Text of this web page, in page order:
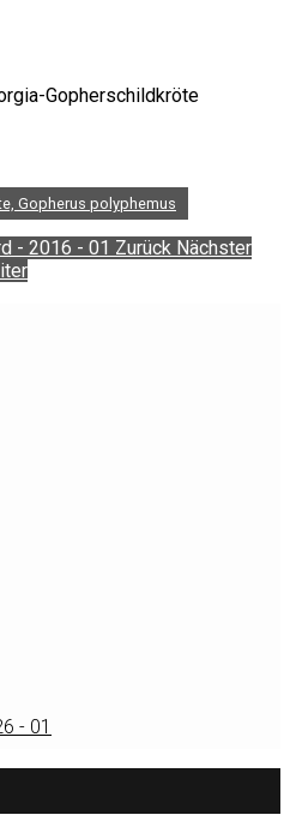
Gopherschildkröte
Gopherus polyphemus
- 2016 - 01 Zurück Nächster
- 01